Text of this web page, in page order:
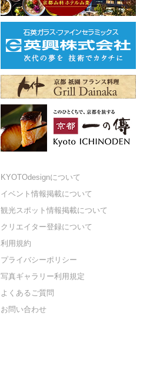
KYOTOdesignについて
イベント情報掲載について
観光スポット情報掲載について
クリエイター登録について
利用規約
プライバシーポリシー
写真ギャラリー利用規定
よくあるご質問
お問い合わせ